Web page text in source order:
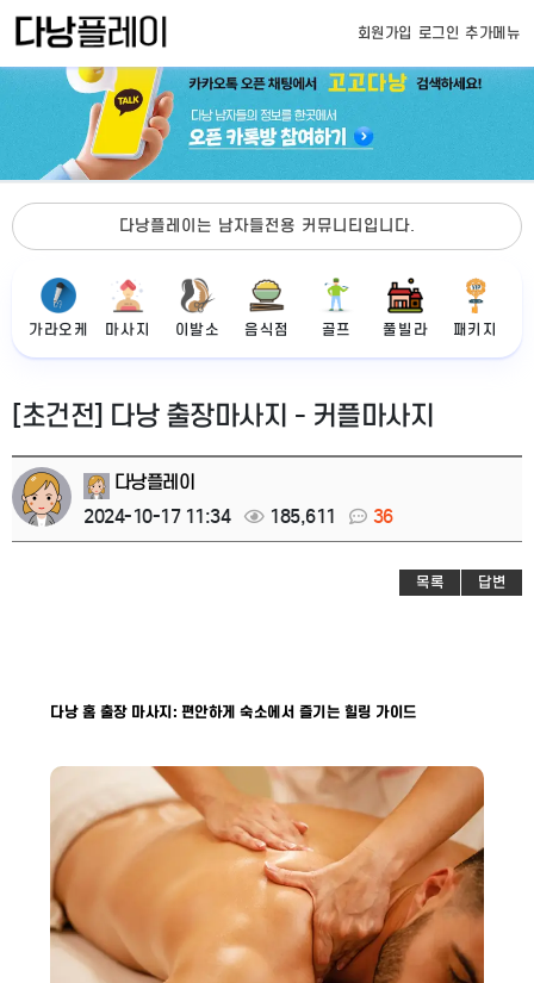
회원가입 로그인 추가메뉴
다낭플레이는 남자들전용 커뮤니티입니다.
가라오케 마사지 이발소 음식점 골프 풀빌라 패키지
[초건전] 다낭 출장마사지 - 커플마사지
다낭플레이
2024-10-17 11:34
185,611 36
목록 답변
다낭 홈 출장 마사지: 편안하게 숙소에서 즐기는 힐링 가이드